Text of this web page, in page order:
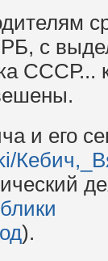
с
СССР...
и его
).